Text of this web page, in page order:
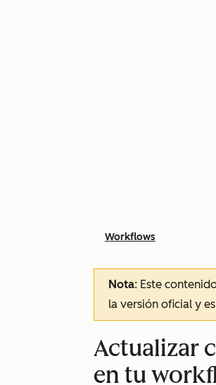
Workflows
Nota: Este
la versión oficial y
Actualizar
en tu